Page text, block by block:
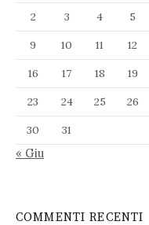
2
3 4 5
9
10 11 12
16
17 18 19
23
24 25 26
30
31
« Giu
COMMENTI RECENTI